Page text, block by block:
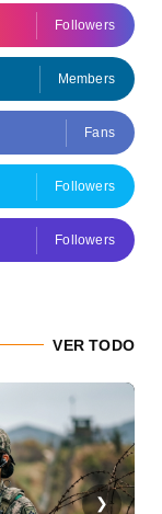
Followers
Members
Fans
Followers
Followers
VER TODO
❯